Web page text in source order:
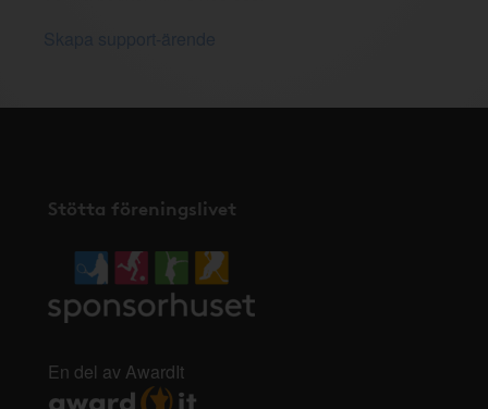
Stötta föreningslivet
En del av AwardIt